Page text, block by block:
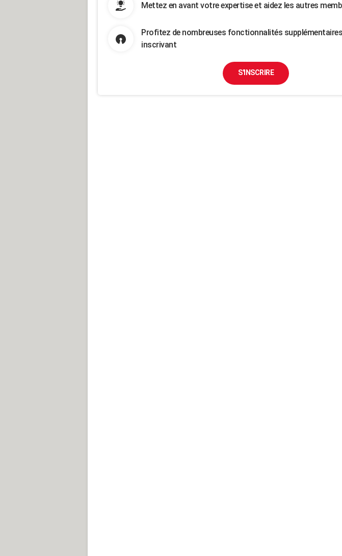
Mettez en avant votre expertise et aidez les autres
Profitez de nombreuses fonctionnalités
inscrivant
S'INSCRIRE